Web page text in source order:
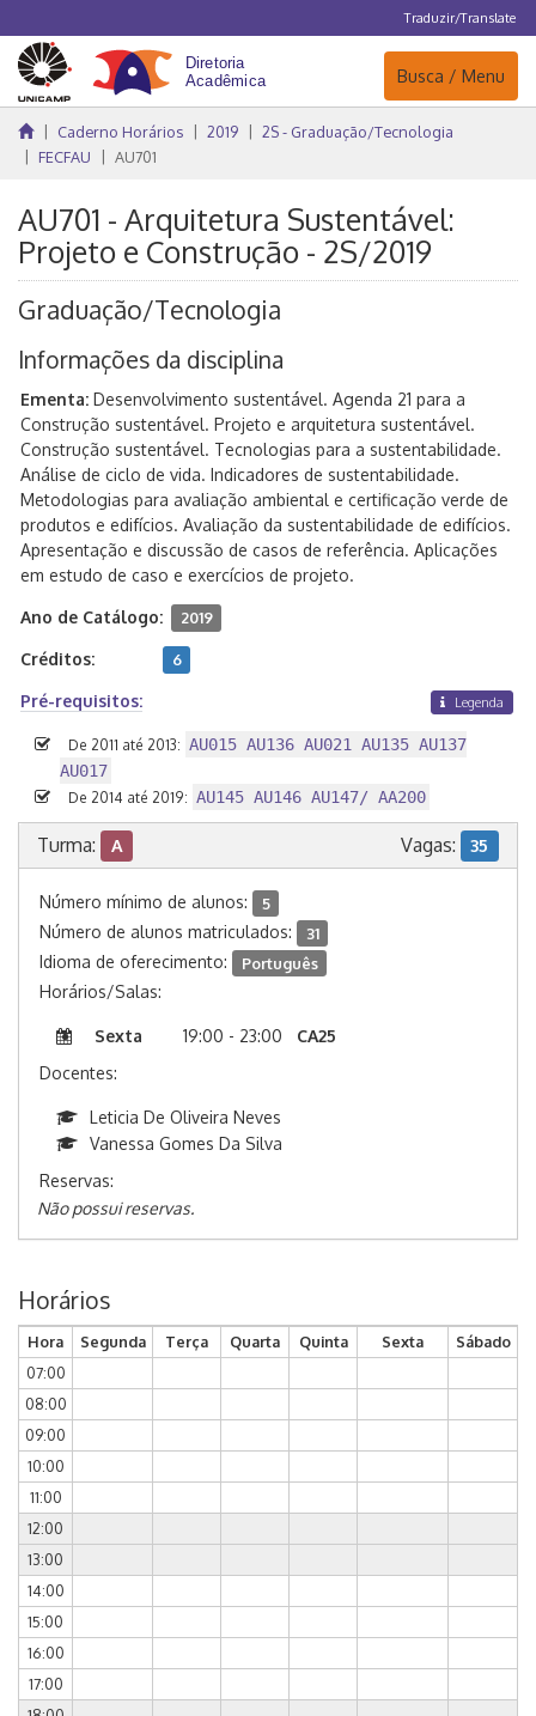
Traduzir/Translate
Navegação
Busca / Menu
Caderno Horários 2019
2S - Graduação/Tecnologia
FECFAU
AU701
AU701 - Arquitetura Sustentável:
Projeto e Construção - 2S/2019
Graduação/Tecnologia
Informações da disciplina
Ementa: Desenvolvimento sustentável. Agenda 21 para a
Construção sustentável. Projeto e arquitetura sustentável.
Construção sustentável. Tecnologias para a sustentabilidade.
Análise de ciclo de vida. Indicadores de sustentabilidade.
Metodologias para avaliação ambiental e certificação verde de
produtos e edifícios. Avaliação da sustentabilidade de edifícios.
Apresentação e discussão de casos de referência. Aplicações
em estudo de caso e exercícios de projeto.
Ano de Catálogo: 2019
Créditos: 6
Pré-requisitos: Legenda
De 2011 até 2013: AU015 AU136 AU021 AU135 AU137
AU017
De 2014 até 2019: AU145 AU146 AU147/ AA200
Turma: A Vagas: 35
Número mínimo de alunos: 5
Número de alunos matriculados: 31
Idioma de oferecimento: Português
Horários/Salas:
Sexta 19:00 - 23:00
CA25
Docentes:
Leticia De Oliveira Neves
Vanessa Gomes Da Silva
Reservas:
Não possui reservas.
Horários
Hora Segunda Terça Quarta Quinta Sexta
Sábado
07:00
08:00
09:00
10:00
11:00
12:00
13:00
14:00
15:00
16:00
17:00